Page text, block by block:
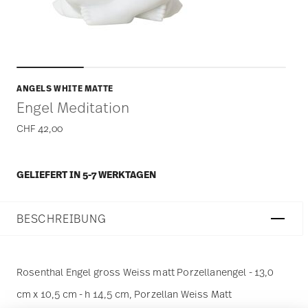
ANGELS WHITE MATTE
Engel Meditation
CHF 42,00
GELIEFERT IN 5-7 WERKTAGEN
BESCHREIBUNG
Rosenthal Engel gross Weiss matt Porzellanengel - 13,0
cm x 10,5 cm - h 14,5 cm, Porzellan Weiss Matt